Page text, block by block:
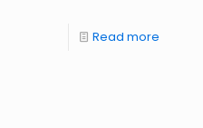
Read more